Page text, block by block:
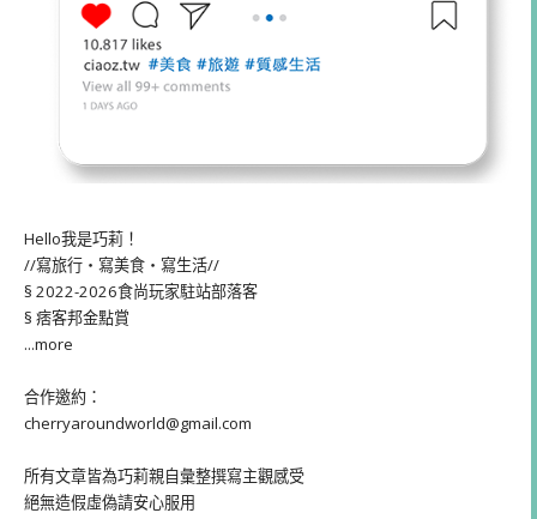
Hello我是巧莉！
//寫旅行・寫美食・寫生活//
§ 2022-2026食尚玩家駐站部落客
§ 痞客邦金點賞
...more
合作邀約：
cherryaroundworld@gmail.com
所有文章皆為巧莉親自彙整撰寫主觀感受
絕無造假虛偽請安心服用